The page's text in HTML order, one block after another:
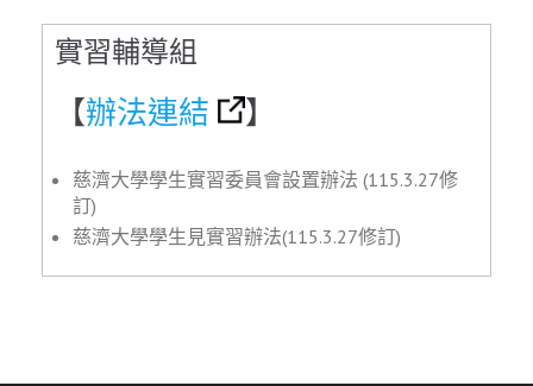
實習輔導組
【辦法連結 】
慈濟大學學生實習委員會設置辦法 (115.3.27修
訂)
慈濟大學學生見實習辦法(115.3.27修訂)